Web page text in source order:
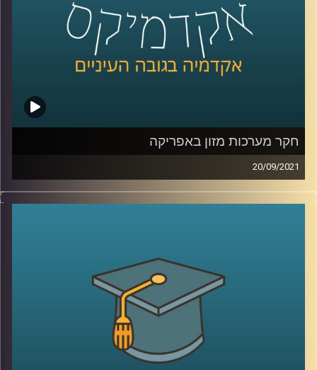
לשיחה עם ד"ר אביב גאון בנושא דיני זכויות היוצרים בעידן
הבינה המלאכותית:לחצו כאן
לשיחה עם ד"ר אביב גאון בנושא תיקי פייסבוק והקשר בין
קרדיט תמונות:AudioVersity
חקר מערכות מזון באפריקה
20/09/2021
צרויה קלבאו שבח, יועצת לאיכות סביבה מדיניות ואסטרטגיה,
המלמדת בביה"ס לקיימות ואונ' ת"א, חברת מחקר יישומי
יחד עם פעולות יישומיות בשטח, במחקר בו היא והחברה אותה
איך משתפים פעולה עם גופים נוספים, כאשר כל אחד מהם
בעל מומחיות וכלי עבודה שונים? כיצד לומדים את השטח טרם
הכניסה למדינות היעד? ואיך מקיימים מחקר באפריקה בימי